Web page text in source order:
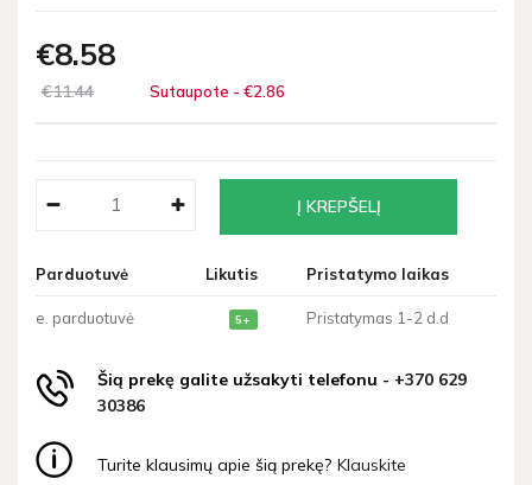
€8 58
€1144 Sutaupote - €2 86
Parduotuvė Likutis Pristatymo laikas
e. parduotuvė 5+ Pristatymas 1-2 d.d
Šią prekę galite užsakyti telefonu - +370 629
30386
Turite klausimų apie šią prekę? Klauskite